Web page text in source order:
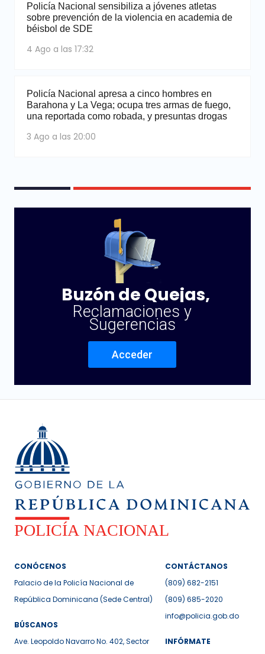
Policía Nacional sensibiliza a jóvenes atletas
sobre prevención de la violencia en academia de
béisbol de SDE
4 Ago a las 17:32
Policía Nacional apresa a cinco hombres en
Barahona y La Vega; ocupa tres armas de fuego,
una reportada como robada, y presuntas drogas
3 Ago a las 20:00
Buzón de Quejas,
Reclamaciones y
Sugerencias
Acceder
CONÓCENOS
Palacio de la Policía Nacional de
República Dominicana (Sede Central)
BÚSCANOS
Ave. Leopoldo Navarro No. 402, Sector
CONTÁCTANOS
(809) 682-2151
(809) 685-2020
info@policia.gob.do
INFÓRMATE